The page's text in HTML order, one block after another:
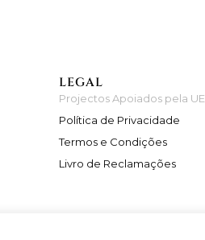
LEGAL
Projectos Apoiados pela UE
Política de Privacidade
Termos e Condições
Livro de Reclamações